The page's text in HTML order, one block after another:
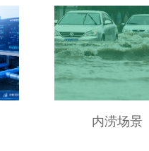
内涝场景